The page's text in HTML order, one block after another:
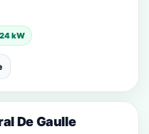
kW
De Gaulle